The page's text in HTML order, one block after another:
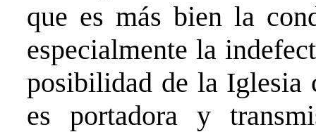
que es más bien la
especialmente la
posibilidad de la Iglesia
es portadora y